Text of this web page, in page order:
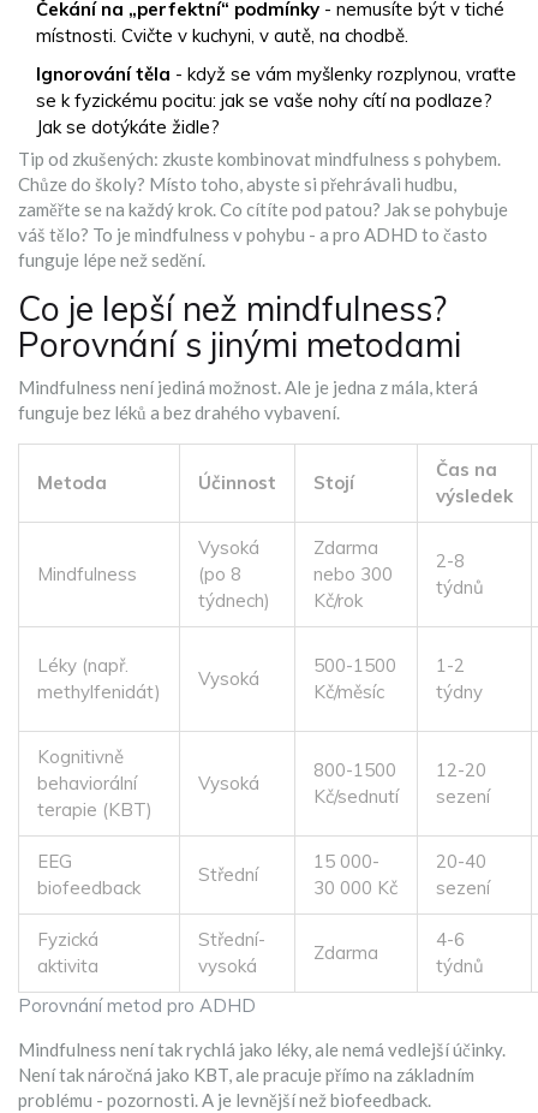
Čekání na „perfektní“ podmínky - nemusíte být v tiché
místnosti. Cvičte v kuchyni, v autě, na chodbě.
Ignorování těla - když se vám myšlenky rozplynou, vraťte
se k fyzickému pocitu: jak se vaše nohy cítí na podlaze?
Jak se dotýkáte židle?
Tip od zkušených: zkuste kombinovat mindfulness s pohybem.
Chůze do školy? Místo toho, abyste si přehrávali hudbu,
zaměřte se na každý krok. Co cítíte pod patou? Jak se pohybuje
váš tělo? To je mindfulness v pohybu - a pro ADHD to často
funguje lépe než sedění.
Co je lepší než mindfulness?
Porovnání s jinými metodami
Mindfulness není jediná možnost. Ale je jedna z mála, která
funguje bez léků a bez drahého vybavení.
Porovnání metod pro ADHD
Metoda Účinnost Stojí
Čas na
výsledek
Mindfulness
Vysoká
(po 8
týdnech)
Zdarma
nebo 300
Kč/rok
2-8
týdnů
Léky (např.
methylfenidát)
Vysoká
500-1500
Kč/měsíc
1-2
týdny
Kognitivně
behaviorální
terapie (KBT)
Vysoká
800-1500
Kč/sednutí
12-20
sezení
EEG
biofeedback
Střední
15 000-
30 000 Kč
20-40
sezení
Fyzická
aktivita
Střední-
vysoká
Zdarma
4-6
týdnů
Mindfulness není tak rychlá jako léky, ale nemá vedlejší účinky.
Není tak náročná jako KBT, ale pracuje přímo na základním
problému - pozornosti. A je levnější než biofeedback.